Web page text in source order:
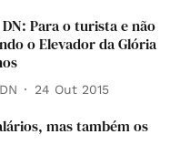
Para o turista e não
o Elevador da Glória
24 Out 2015
mas também os